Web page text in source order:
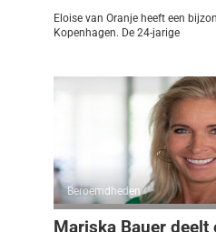
Eloise van Oranje heeft een
Kopenhagen. De 24-jarige
Beroemdheden
Mariska Bauer deelt